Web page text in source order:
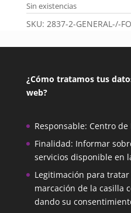
Sin existencias
SKU: 2837-2-GENERAL-/-
¿Cómo tratamos tus
web?
Responsable: Centro
Finalidad: Informar
servicios disponible en
Legitimación para tratar
marcación de la casilla
dando su